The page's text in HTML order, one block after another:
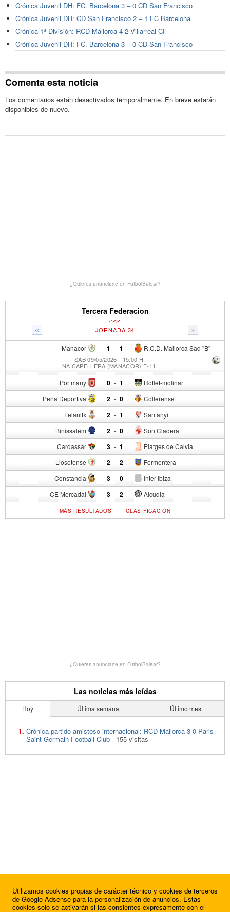
Crónica Juvenil DH: FC. Barcelona 3 – 0 CD San Francisco
Crónica Juvenil DH: CD San Francisco 2 – 1 FC Barcelona
Crónica 1ª División: RCD Mallorca 4-2 Villarreal CF
Crónica Juvenil DH: FC. Barcelona 3 – 0 CD San Francisco
Comenta esta noticia
Los comentarios están desactivados temporalmente. En breve estarán
disponibles de nuevo.
¿Quieres anunciarte en FutbolBalear?
Tercera Federacion
« »
JORNADA 34
Manacor 1 - R.C.D. Mallorca Sad "B"
1
SÁB 09/05/2026 - 15:00 H
NA CAPELLERA (MANACOR) F-11
Portmany 0 - Rotlet-molinar
1
Peña Deportiva 2 - Collerense
0
Felanitx 2 - Santanyi
1
Binissalem 2 - Son Cladera
0
Cardassar 3 - Platges de Calvia
1
Llosetense 2 - Formentera
2
Constancia 3 - Inter Ibiza
0
CE Mercadal 3 - Alcudia
2
MÁS RESULTADOS -CLASIFICACIÓN
¿Quieres anunciarte en FutbolBalear?
Las noticias más leídas
Hoy Última semana Último mes
Crónica partido amistoso internacional: RCD Mallorca 3-0 Paris
Saint-Germain Football Club - 155 visitas
Utilizamos cookies propias de carácter técnico y cookies de terceros
de Google Adsense para la personalización de anuncios. Estas
cookies solo se activarán si las consientes expresamente con el